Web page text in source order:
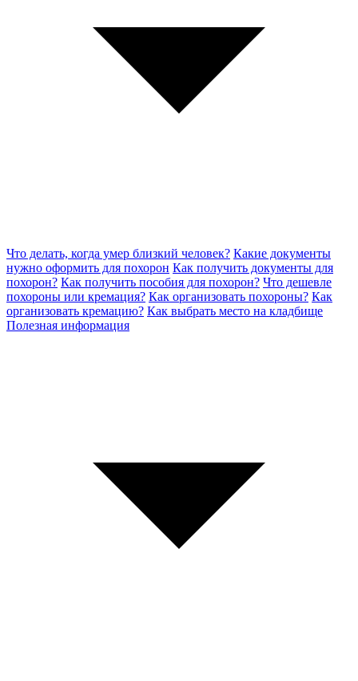
Что делать, когда умер близкий человек? Какие документы
нужно оформить для похорон Как получить документы для
похорон? Как получить пособия для похорон? Что дешевле
похороны или кремация? Как организовать похороны? Как
организовать кремацию? Как выбрать место на кладбище
Полезная информация